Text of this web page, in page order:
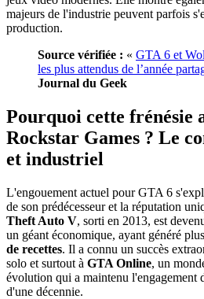
majeurs de l'industrie peuvent parfois
production.
Source vérifiée : « GTA 6 et
les plus attendus de l’année
Journal du Geek
Pourquoi cette frénésie
Rockstar Games ? Le
et industriel
L'engouement actuel pour GTA 6
de son prédécesseur et la réputation
Theft Auto V, sorti en 2013, est
un géant économique, ayant généré
de recettes. Il a connu un succès
solo et surtout à GTA Online, un
évolution qui a maintenu l'engagement
d'une décennie.